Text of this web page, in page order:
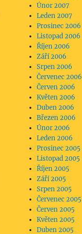
Únor 2007
Leden 2007
Prosinec 2006
Listopad 2006
Říjen 2006
Září 2006
Srpen 2006
Červenec 2006
Červen 2006
Květen 2006
Duben 2006
Březen 2006
Únor 2006
Leden 2006
Prosinec 2005
Listopad 2005
Říjen 2005
Září 2005
Srpen 2005
Červenec 2005
Červen 2005
Květen 2005
Duben 2005